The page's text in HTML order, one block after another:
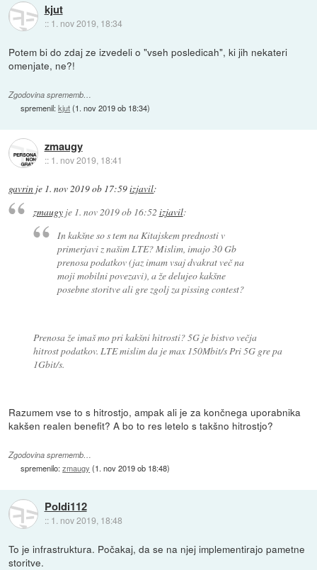
kjut
:: 1. nov 2019, 18:34
Potem bi do zdaj ze izvedeli o "vseh posledicah", ki jih nekateri
omenjate, ne?!
Zgodovina sprememb…
spremenil:kjut(1. nov 2019 ob 18:34)
zmaugy
:: 1. nov 2019, 18:41
gavrin je 1. nov 2019 ob 17:59izjavil:
zmaugyje 1. nov 2019 ob 16:52 izjavil:
In kakšne so s tem na Kitajskem prednosti v
primerjavi z našim LTE? Mislim, imajo 30 Gb
prenosa podatkov (jaz imam vsaj dvakrat več na
moji mobilni povezavi), a že delujeo kakšne
posebne storitve ali gre zgolj za pissing contest?
Prenosa že imaš mo pri kakšni hitrosti? 5G je bistvo večja
hitrost podatkov. LTE mislim da je max 150Mbit/s Pri 5G gre pa
1Gbit/s.
Razumem vse to s hitrostjo, ampak ali je za končnega uporabnika
kakšen realen benefit? A bo to res letelo s takšno hitrostjo?
Zgodovina sprememb…
spremenilo:zmaugy (1. nov 2019 ob 18:48)
Poldi112
:: 1. nov 2019, 18:48
To je infrastruktura. Počakaj, da se na njej implementirajo pametne
storitve.